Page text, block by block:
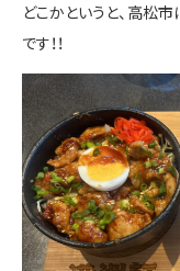
どこかというと、高松
です！！